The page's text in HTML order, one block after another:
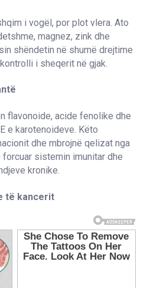
i vogël, por plot vlera. Ato
magnez, zink dhe
shëndetin në shumë drejtime
i sheqerit në gjak.
flavonoide, acide fenolike dhe
e karotenoideve. Këto
dhe mbrojnë qelizat nga
sistemin imunitar dhe
kronike.
të kancerit